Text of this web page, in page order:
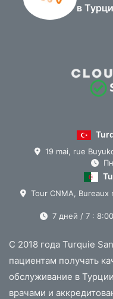
в
19 mai, rue
Tour CNMA, Bureaux
7 дней / 7 :
С 2018 года Turquie
пациентам получать
обслуживание в
врачами и